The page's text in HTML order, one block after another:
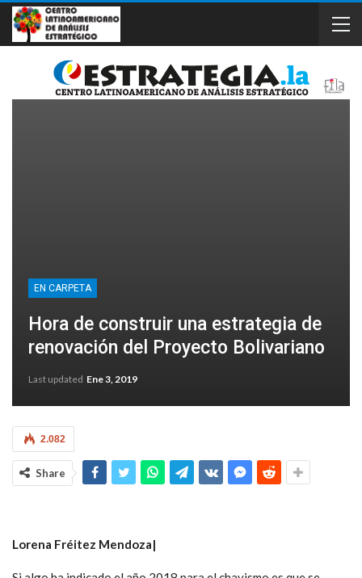
EN CARPETA
Hora de construir una estrategia de
renovación del Proyecto Bolivariano
Last updated Ene 3, 2019
2.082
Share
Lorena Fréitez Mendoza|